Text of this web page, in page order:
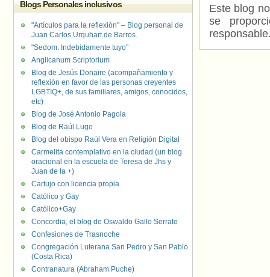
Este blog
se
Blogs Personales inclusivos
"Artículos para la reflexión" – Blog personal de
Juan Carlos Urquhart de Barros.
"Sedom. Indebidamente tuyo"
Anglicanum Scriptorium
Blog de Jesús Donaire (acompañamiento y
reflexión en favor de las personas creyentes
LGBTIQ+, de sus familiares, amigos, conocidos,
etc)
Blog de José Antonio Pagola
Blog de Raúl Lugo
Blog del obispo Raúl Vera en Religión Digital
Carmelita contemplativo en la ciudad (un blog
oracional en la escuela de Teresa de Jhs y
Juan de la +)
Cartujo con licencia propia
Católico y Gay
Católico+Gay
Concordia, el blog de Oswaldo Gallo Serrato
Confesiones de Trasnoche
Congregación Luterana San Pedro y San Pablo
(Costa Rica)
Contranatura (Abraham Puche)